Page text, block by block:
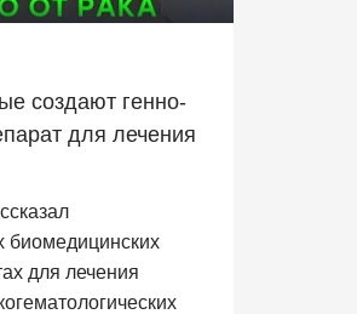
создают генно-
для лечения
биомедицинских
для лечения